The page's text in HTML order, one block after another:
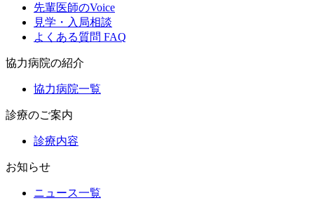
先輩医師のVoice
見学・入局相談
よくある質問 FAQ
協力病院の紹介
協力病院一覧
診療のご案内
診療内容
お知らせ
ニュース一覧